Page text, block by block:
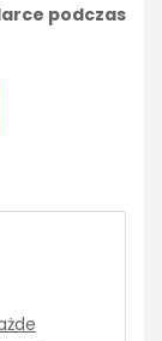
podczas